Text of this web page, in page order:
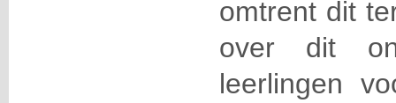
omtrent dit
over dit
leerlingen